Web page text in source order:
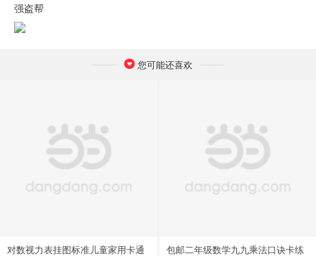
强盗帮
您可能还喜欢
对数视力表挂图标准儿童家用卡通
包邮二年级数学九九乘法口诀卡练